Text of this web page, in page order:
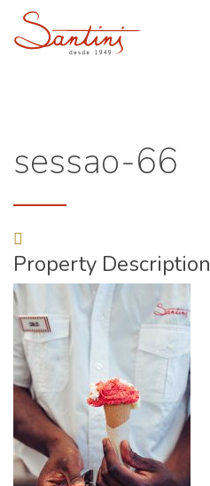
sessao-66
Property Description